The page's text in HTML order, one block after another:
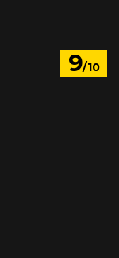
9/10